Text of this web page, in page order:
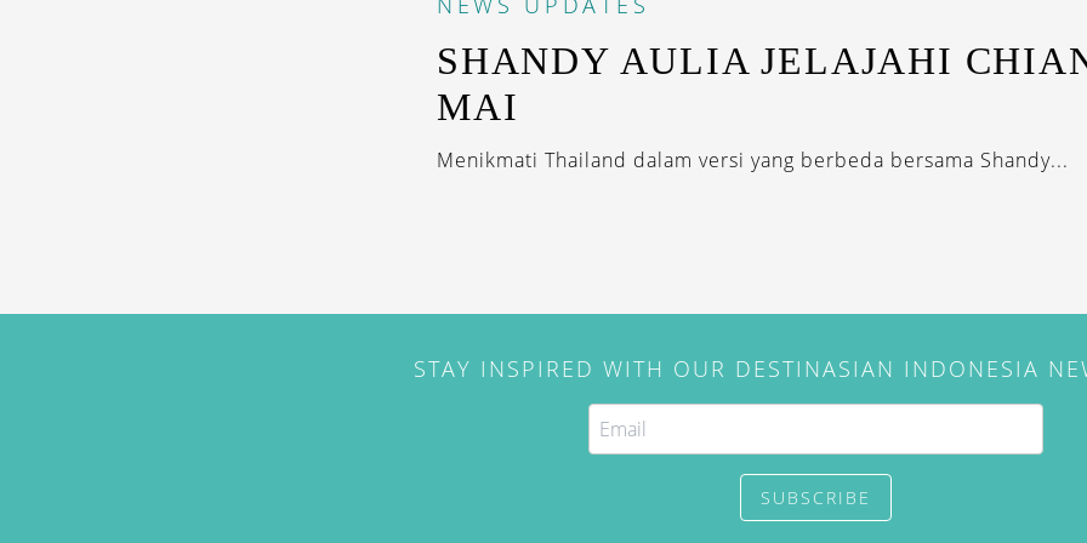
SHANDY AULIA JELAJAHI
MAI
Menikmati Thailand dalam versi yang berbeda bersama Shandy...
STAY INSPIRED WITH OUR DESTINASIAN INDONESIA
SUBSCRIBE